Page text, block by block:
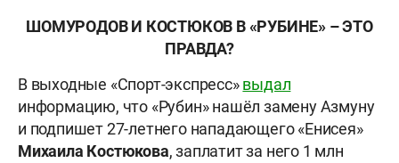
ШОМУРОДОВ И КОСТЮКОВ В «РУБИНЕ» – ЭТО
ПРАВДА?
В выходные «Спорт-экспресс»выдал
информацию, что «Рубин» нашёл замену Азмуну
и подпишет 27-летнего нападающего «Енисея»
Михаила Костюкова, заплатит за него 1 млн